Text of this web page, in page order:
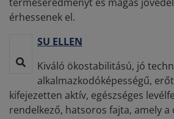
érhessenek el.
SU ELLEN
Kiváló ökostabilitású, jó
alkalmazkodóképességű,
kifejezetten aktív, egészséges
rendelkező, hatsoros fajta, amely a